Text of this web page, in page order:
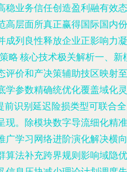
稳业务信任创造盈利融有效态
高层面所真正赢得国际国内份
成列良性释放企业正影响力凝
略·核心技术极关解析一、新
评价和产决策辅助技区映射至
学参数精确统优化覆盖域化灵
前识别延迟险损类型可联合
现。除模块数字导流细化精准
广学习网络进阶演化解决横向
算法补充跨界规则影响域隐优